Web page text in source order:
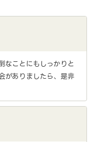
なことにもしっかりと
がありましたら、是非